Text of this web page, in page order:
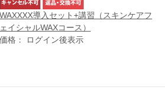
WAXXXX導入セット+講習（スキンケアフ
ェイシャルWAXコース）
価格： ログイン後表示